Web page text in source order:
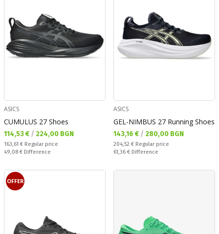
ASICS
CUMULUS 27 Shoes
Текуща цена:
114,53 € / 224,00 BGN
Regular price:
163,61 € Regular price
Спестявате:
49,08 € Difference
ASICS
GEL-NIMBUS 27 Running Shoes
Текуща цена:
143,16 € / 280,00 BGN
Regular price:
204,52 € Regular price
Спестявате:
61,36 € Difference
OFFER